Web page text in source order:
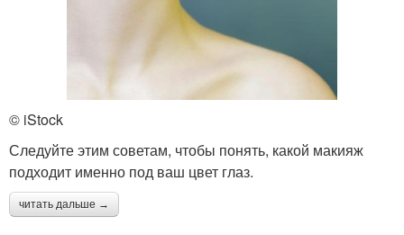
© iStock
Следуйте этим советам, чтобы понять, какой макияж
подходит именно под ваш цвет глаз.
читать дальше →